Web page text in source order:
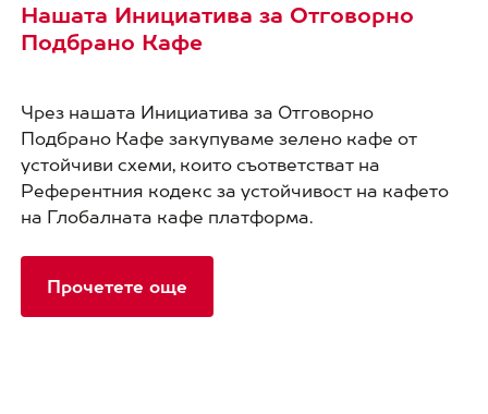
Нашата Инициатива за Отговорно
Подбрано Кафе
Чрез нашата Инициатива за Отговорно
Подбрано Кафе закупуваме зелено кафе от
устойчиви схеми, които съответстват на
Референтния кодекс за устойчивост на кафето
на Глобалната кафе платформа.
Прочетете още